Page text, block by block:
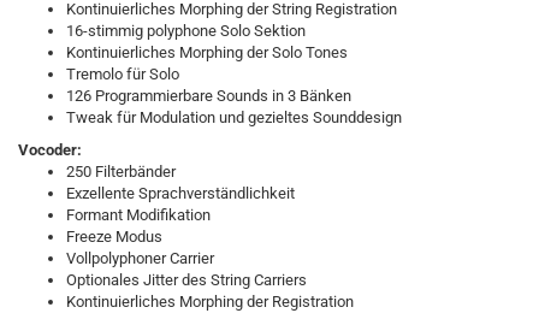
Kontinuierliches Morphing der String Registration
16-stimmig polyphone Solo Sektion
Kontinuierliches Morphing der Solo Tones
Tremolo für Solo
126 Programmierbare Sounds in 3 Bänken
Tweak für Modulation und gezieltes Sounddesign
Vocoder:
250 Filterbänder
Exzellente Sprachverständlichkeit
Formant Modifikation
Freeze Modus
Vollpolyphoner Carrier
Optionales Jitter des String Carriers
Kontinuierliches Morphing der Registration